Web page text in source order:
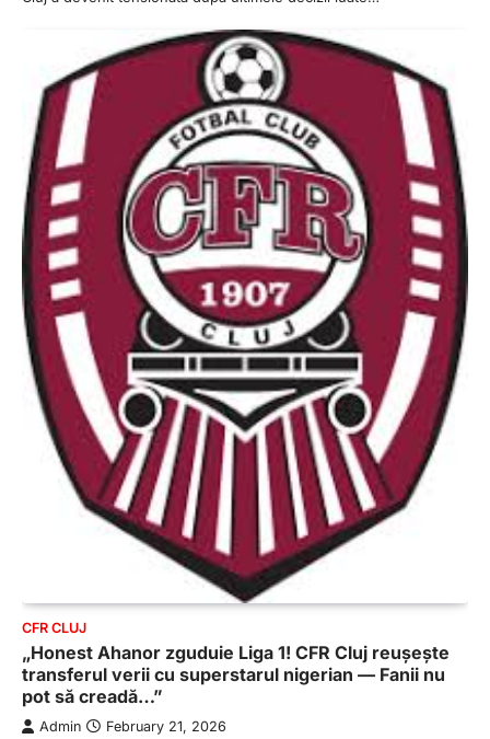
CFR CLUJ
„Honest Ahanor zguduie Liga 1! CFR Cluj reușește
transferul verii cu superstarul nigerian — Fanii nu
pot să creadă…”
Admin February 21, 2026